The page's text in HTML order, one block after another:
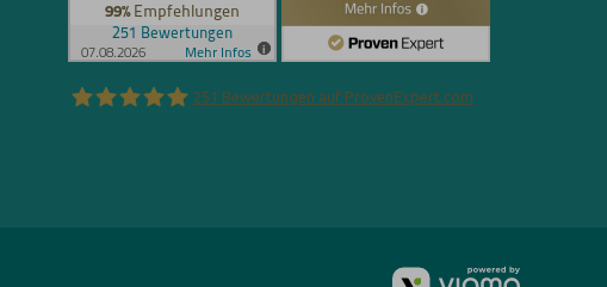
251 Bewertungen auf ProvenExpert.com